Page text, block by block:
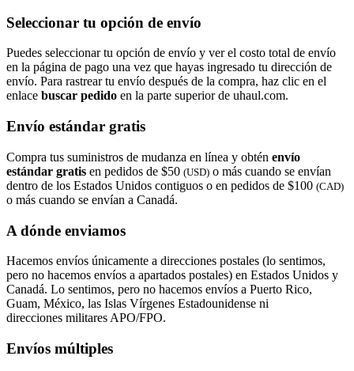
Seleccionar tu opción de envío
Puedes seleccionar tu opción de envío y ver el costo total de envío
en la página de pago una vez que hayas ingresado tu dirección de
envío. Para rastrear tu envío después de la compra, haz clic en el
enlace buscar pedido​​​​​​​ en la parte superior de uhaul.com.
Envío estándar gratis
Compra tus suministros de mudanza en línea y obtén envío
estándar gratis en pedidos de $50 (USD) o más cuando se envían
dentro de los Estados Unidos contiguos o en pedidos de $100 (CAD)
o más cuando se envían a Canadá.
A dónde enviamos
Hacemos envíos únicamente a direcciones postales (lo sentimos,
pero no hacemos envíos a apartados postales) en Estados Unidos y
Canadá. Lo sentimos, pero no hacemos envíos a Puerto Rico,
Guam, México, las Islas Vírgenes Estadounidense ni
direcciones militares APO/FPO.
Envíos múltiples